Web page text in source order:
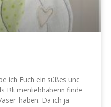
ich Euch ein süßes und
Blumenliebhaberin finde
haben. Da ich ja